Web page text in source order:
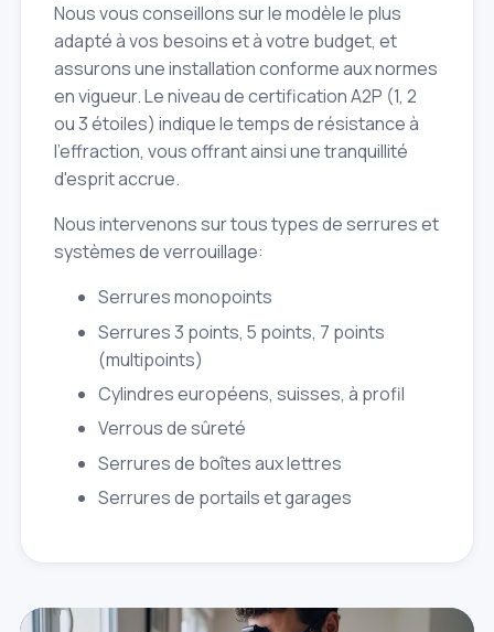
Nous vous conseillons sur le modèle le plus
adapté à vos besoins et à votre budget, et
assurons une installation conforme aux normes
en vigueur. Le niveau de certification A2P (1, 2
ou 3 étoiles) indique le temps de résistance à
l'effraction, vous offrant ainsi une tranquillité
d'esprit accrue.
Nous intervenons sur tous types de serrures et
systèmes de verrouillage:
Serrures monopoints
Serrures 3 points, 5 points, 7 points
(multipoints)
Cylindres européens, suisses, à profil
Verrous de sûreté
Serrures de boîtes aux lettres
Serrures de portails et garages